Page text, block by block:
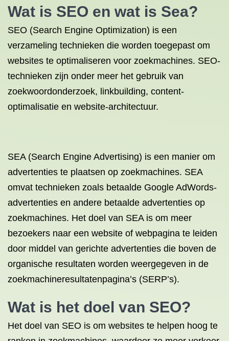
Wat is SEO en wat is Sea?
SEO (Search Engine Optimization) is een
verzameling technieken die worden toegepast om
websites te optimaliseren voor zoekmachines. SEO-
technieken zijn onder meer het gebruik van
zoekwoordonderzoek, linkbuilding, content-
optimalisatie en website-architectuur.
SEA (Search Engine Advertising) is een manier om
advertenties te plaatsen op zoekmachines. SEA
omvat technieken zoals betaalde Google AdWords-
advertenties en andere betaalde advertenties op
zoekmachines. Het doel van SEA is om meer
bezoekers naar een website of webpagina te leiden
door middel van gerichte advertenties die boven de
organische resultaten worden weergegeven in de
zoekmachineresultatenpagina’s (SERP’s).
Wat is het doel van SEO?
Het doel van SEO is om websites te helpen hoog te